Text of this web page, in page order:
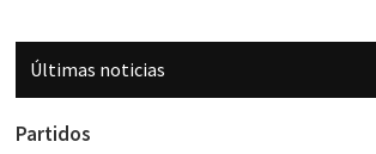
Últimas noticias
Partidos